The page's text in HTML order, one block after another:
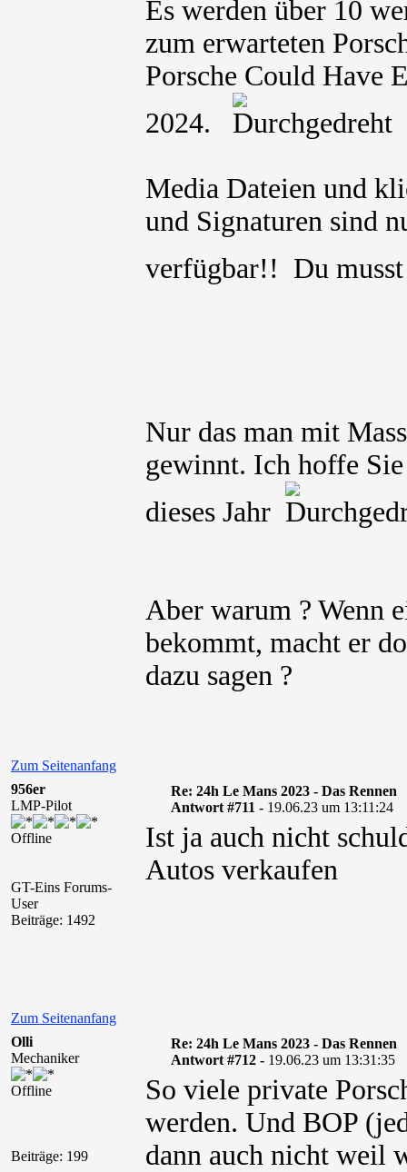
Es werden über 10
zum erwarteten
Porsche Could Have
2024.
Media Dateien und
und Signaturen sind
verfügbar!! Du
Nur das man mit
gewinnt. Ich hoffe
dieses Jahr
Aber warum ? Wenn
bekommt, macht er
dazu sagen ?
Zum Seitenanfang
956er
LMP-Pilot
Offline
GT-Eins Forums-
User
Beiträge: 1492
Re: 24h Le Mans 2023 - Das Rennen
Antwort #711 - 19.06.23 um 13:11:24
Ist ja auch nicht
Autos verkaufen
Zum Seitenanfang
Olli
Mechaniker
Offline
Beiträge: 199
Re: 24h Le Mans 2023 - Das Rennen
Antwort #712 - 19.06.23 um 13:31:35
So viele private
werden. Und BOP
dann auch nicht weil